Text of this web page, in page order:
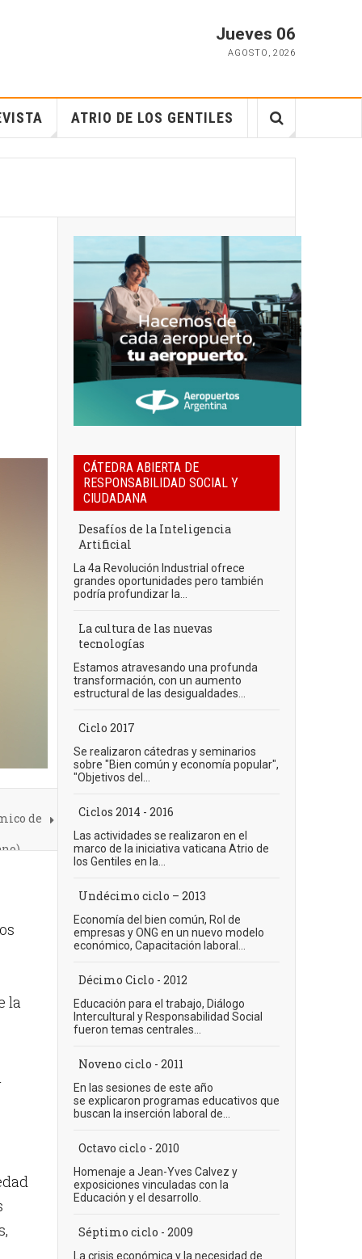
Jueves 06
AGOSTO , 2026
ATRIO DE LOS GENTILES
de
la
CÁTEDRA ABIERTA DE
RESPONSABILIDAD SOCIAL Y
CIUDADANA
Desafíos de la Inteligencia
Artificial
La 4a Revolución Industrial ofrece
grandes oportunidades pero también
podría profundizar la...
La cultura de las nuevas
tecnologías
Estamos atravesando una profunda
transformación, con un aumento
estructural de las desigualdades...
Ciclo 2017
Se realizaron cátedras y seminarios
sobre "Bien común y economía popular",
"Objetivos del...
Ciclos 2014 - 2016
Las actividades se realizaron en el
marco de la iniciativa vaticana Atrio de
los Gentiles en la...
Undécimo ciclo – 2013
Economía del bien común, Rol de
empresas y ONG en un nuevo modelo
económico, Capacitación laboral...
Décimo Ciclo - 2012
Educación para el trabajo, Diálogo
Intercultural y Responsabilidad Social
fueron temas centrales...
Noveno ciclo - 2011
En las sesiones de este año
se explicaron programas educativos que
buscan la inserción laboral de...
Octavo ciclo - 2010
Homenaje a Jean-Yves Calvez y
exposiciones vinculadas con la
Educación y el desarrollo.
Séptimo ciclo - 2009
La crisis económica y la necesidad de